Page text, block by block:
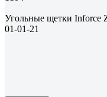
Угольные щетки Inforce
01-01-21